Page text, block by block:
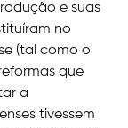
e suas
no
(tal como o
que
a
tivessem